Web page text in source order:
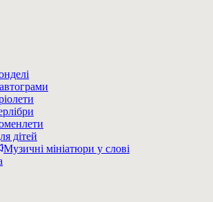
дітей
Музичні мініатюри у слові